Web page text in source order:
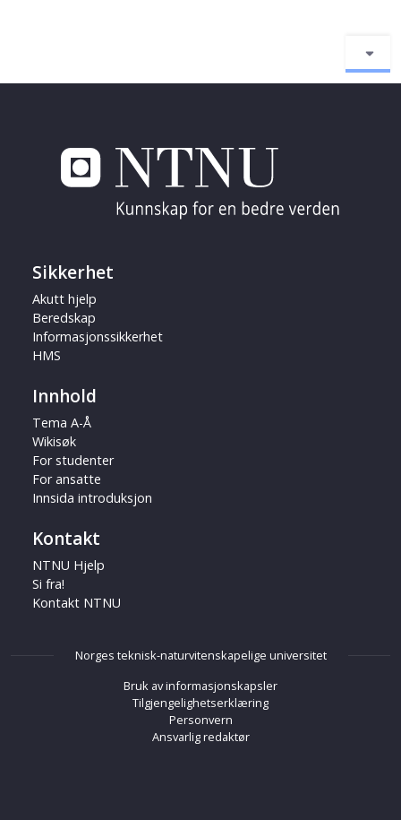
Sikkerhet
Akutt hjelp
Beredskap
Informasjonssikkerhet
HMS
Innhold
Tema A-Å
Wikisøk
For studenter
For ansatte
Innsida introduksjon
Kontakt
NTNU Hjelp
Si fra!
Kontakt NTNU
Norges teknisk-naturvitenskapelige universitet
Bruk av informasjonskapsler
Tilgjengelighetserklæring
Personvern
Ansvarlig redaktør